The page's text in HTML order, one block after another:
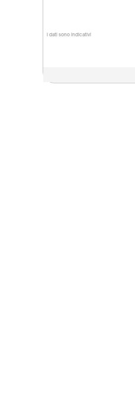
I dati sono indicativi